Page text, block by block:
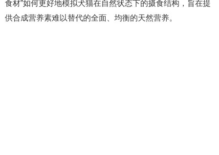
食材”如何更好地模拟犬猫在自然状态下的摄食结构，旨在提
供合成营养素难以替代的全面、均衡的天然营养。